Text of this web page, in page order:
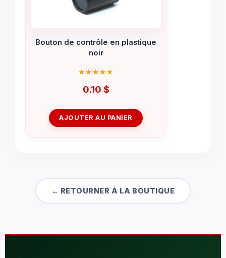
Bouton de contrôle en plastique
noir
0.10 $
AJOUTER AU PANIER
← RETOURNER À LA BOUTIQUE